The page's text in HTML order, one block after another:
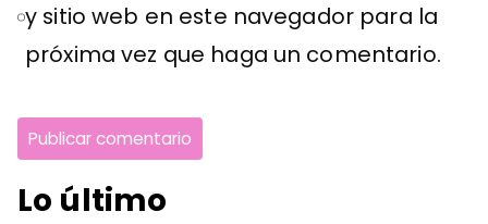
y sitio web en este navegador para la
próxima vez que haga un comentario.
Lo último